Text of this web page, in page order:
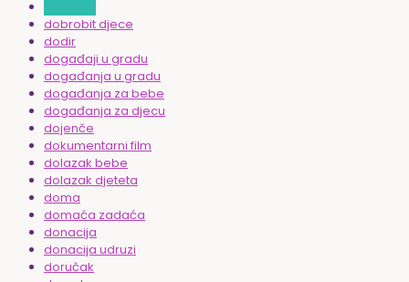
dobrobit djece
dodir
događaji u gradu
događanja u gradu
događanja za bebe
događanja za djecu
dojenče
dokumentarni film
dolazak bebe
dolazak djeteta
doma
domaća zadaća
donacija
donacija udruzi
doručak